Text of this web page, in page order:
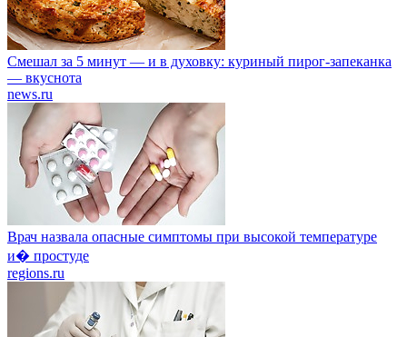
Смешал за 5 минут — и в духовку: куриный пирог-запеканка
— вкуснота
news.ru
Врач назвала опасные симптомы при высокой температуре
и� простуде
regions.ru